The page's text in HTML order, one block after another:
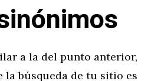
a la del punto anterior,
la búsqueda de tu sitio es